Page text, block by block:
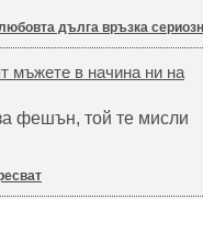
дълга връзка
мъжете в начина ни на
фешън, той те мисли